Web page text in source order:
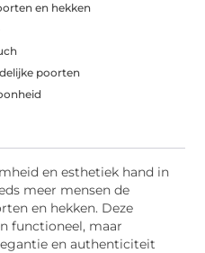
en hekken
poorten
en esthetiek hand in
meer mensen de
en hekken. Deze
functioneel, maar
en authenticiteit